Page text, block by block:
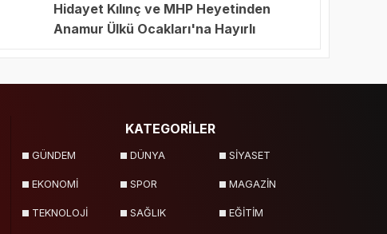
Hidayet Kılınç ve MHP Heyetinden
Anamur Ülkü Ocakları'na Hayırlı
KATEGORİLER
GÜNDEM DÜNYA SİYASET
EKONOMİ SPOR MAGAZİN
TEKNOLOJİ SAĞLIK EĞİTİM